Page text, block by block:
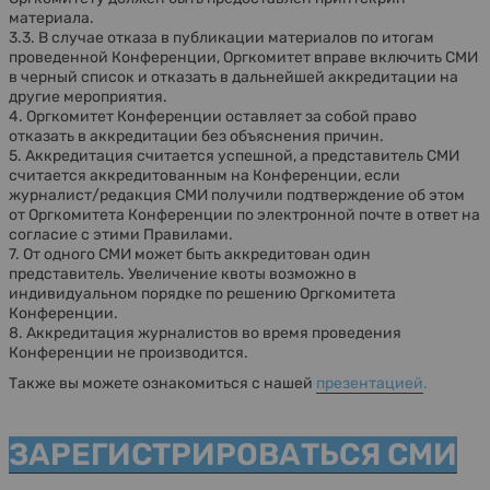
материала.
3.3. В случае отказа в публикации материалов по итогам
проведенной Конференции, Оргкомитет вправе включить СМИ
в черный список и отказать в дальнейшей аккредитации на
другие мероприятия.
4. Оргкомитет Конференции оставляет за собой право
отказать в аккредитации без объяснения причин.
5. Аккредитация считается успешной, а представитель СМИ
считается аккредитованным на Конференции, если
журналист/редакция СМИ получили подтверждение об этом
от Оргкомитета Конференции по электронной почте в ответ на
согласие с этими Правилами.
7. От одного СМИ может быть аккредитован один
представитель. Увеличение квоты возможно в
индивидуальном порядке по решению Оргкомитета
Конференции.
8. Аккредитация журналистов во время проведения
Конференции не производится.
Также вы можете ознакомиться с нашей презентацией.
ЗАРЕГИСТРИРОВАТЬСЯ СМИ